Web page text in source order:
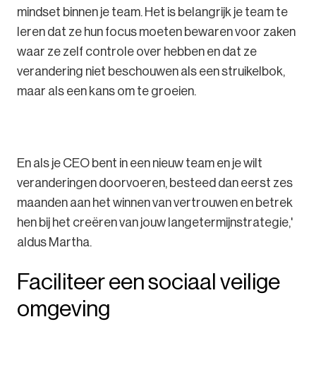
mindset binnen je team. Het is belangrijk je team te
leren dat ze hun focus moeten bewaren voor zaken
waar ze zelf controle over hebben en dat ze
verandering niet beschouwen als een struikelbok,
maar als een kans om te groeien.
En als je CEO bent in een nieuw team en je wilt
veranderingen doorvoeren, besteed dan eerst zes
maanden aan het winnen van vertrouwen en betrek
hen bij het creëren van jouw langetermijnstrategie,'
aldus Martha.
Faciliteer een sociaal veilige
omgeving